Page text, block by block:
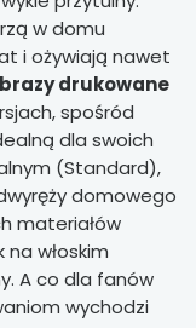
w domu
i ożywiają nawet
drukowane
spośród
dla swoich
(Standard),
domowego
materiałów
włoskim
A co dla fanów
wychodzi